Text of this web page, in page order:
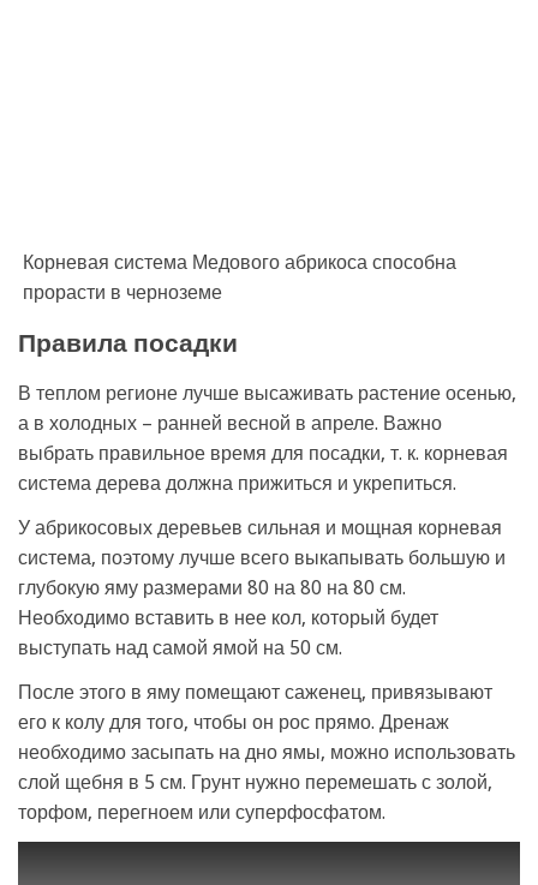
Корневая система Медового абрикоса способна
прорасти в черноземе
Правила посадки
В теплом регионе лучше высаживать растение осенью,
а в холодных – ранней весной в апреле. Важно
выбрать правильное время для посадки, т. к. корневая
система дерева должна прижиться и укрепиться.
У абрикосовых деревьев сильная и мощная корневая
система, поэтому лучше всего выкапывать большую и
глубокую яму размерами 80 на 80 на 80 см.
Необходимо вставить в нее кол, который будет
выступать над самой ямой на 50 см.
После этого в яму помещают саженец, привязывают
его к колу для того, чтобы он рос прямо. Дренаж
необходимо засыпать на дно ямы, можно использовать
слой щебня в 5 см. Грунт нужно перемешать с золой,
торфом, перегноем или суперфосфатом.